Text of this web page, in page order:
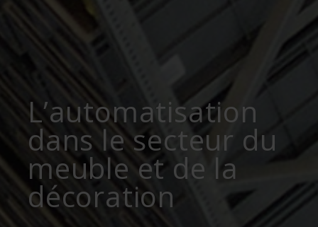
L’automatisation
dans le secteur du
meuble et de la
décoration